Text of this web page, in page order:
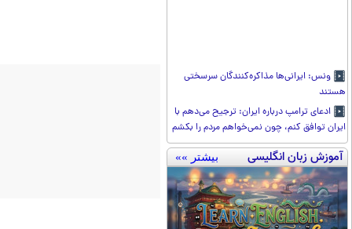
ونس: ایرانی‌ها مذاکره‌کنندگان سرسختی
هستند
ادعای ترامپ درباره ایران: ترجیح می‌دهم با
ایران توافق کنم، چون نمی‌خواهم مردم را بکشم
آموزش زبان انگلیسی بیشتر »»